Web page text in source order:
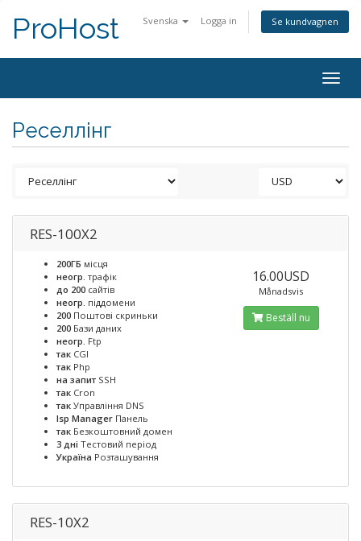
Svenska Logga in Se kundvagnen
ProHost
Реселлінг
RES-100X2
200ГБ місця
неогр. трафік
до 200 сайтів
неогр. піддомени
200 Поштові скриньки
200 Бази даних
неогр. Ftp
так CGI
так Php
на запит SSH
так Cron
так Управління DNS
Isp Manager Панель
так Безкоштовний домен
3 дні Тестовий період
Україна Розташування
16.00USD
Månadsvis
Beställ nu
RES-10X2